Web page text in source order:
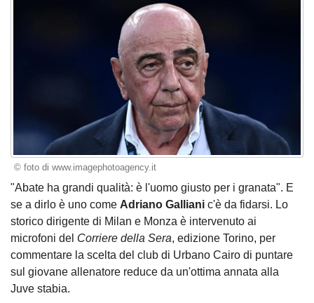
© foto di www.imagephotoagency.it
"Abate ha grandi qualità: è l'uomo giusto per i granata". E
se a dirlo è uno come Adriano Galliani c'è da fidarsi. Lo
storico dirigente di Milan e Monza è intervenuto ai
microfoni del Corriere della Sera, edizione Torino, per
commentare la scelta del club di Urbano Cairo di puntare
sul giovane allenatore reduce da un'ottima annata alla
Juve stabia.